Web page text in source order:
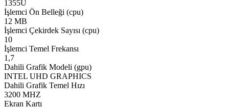
1355U
İşlemci Ön Belleği (cpu)
12 MB
İşlemci Çekirdek Sayısı (cpu)
10
İşlemci Temel Frekansı
1,7
Dahili Grafik Modeli (gpu)
INTEL UHD GRAPHICS
Dahili Grafik Temel Hızı
3200 MHZ
Ekran Kartı